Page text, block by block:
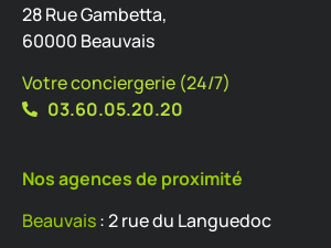
28 Rue Gambetta,
60000 Beauvais
Votre conciergerie (24/7)
03.60.05.20.20
Nos agences de proximité
Beauvais: 2 rue du Languedoc